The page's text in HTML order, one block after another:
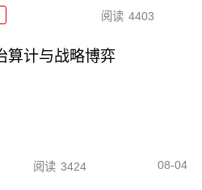
阅读 4403
算计与战略博弈
阅读 3424 08-04